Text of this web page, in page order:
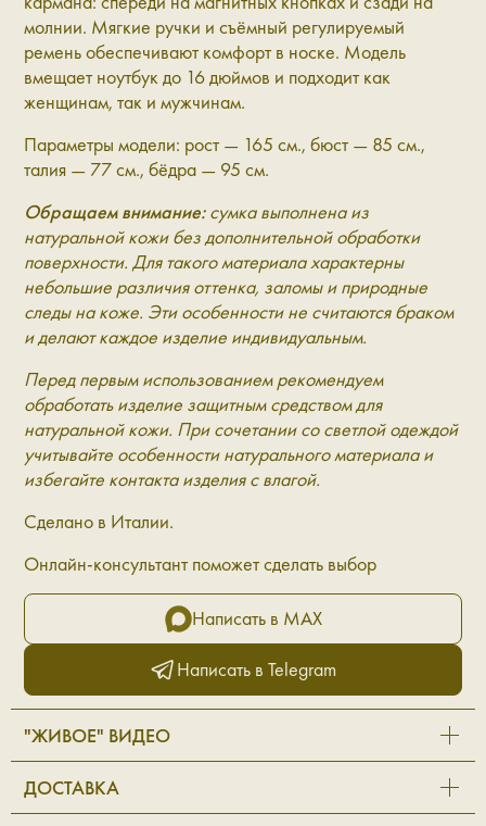
молнии. Мягкие ручки и съёмный регулируемый
ремень обеспечивают комфорт в носке. Модель
вмещает ноутбук до 16 дюймов и подходит как
женщинам, так и мужчинам.
Параметры модели: рост — 165 см., бюст — 85 см.,
талия — 77 см., бёдра — 95 см.
Обращаем внимание:сумка выполнена из
натуральной кожи без дополнительной обработки
поверхности. Для такого материала характерны
небольшие различия оттенка, заломы и природные
следы на коже. Эти особенности не считаются браком
и делают каждое изделие индивидуальным.
Перед первым использованием рекомендуем
обработать изделие защитным средством для
натуральной кожи. При сочетании со светлой одеждой
учитывайте особенности натурального материала и
избегайте контакта изделия с влагой.
Сделано в Италии.
Онлайн-консультант поможет сделать выбор
Написать в MAX
Написать в Telegram
"ЖИВОЕ" ВИДЕО
ДОСТАВКА